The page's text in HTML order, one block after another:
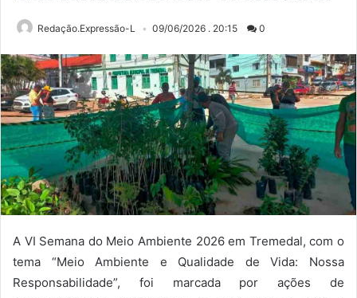
Redação.Expressão-L 09/06/2026 . 20:15 0
A VI Semana do Meio Ambiente 2026 em Tremedal, com o
tema “Meio Ambiente e Qualidade de Vida: Nossa
Responsabilidade”, foi marcada por ações de